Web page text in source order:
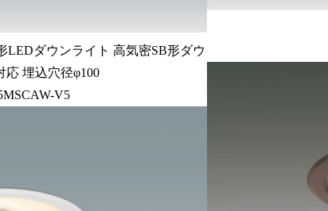
LEDダウンライト 高気密SB形ダウ
応 埋込穴径φ100
V5